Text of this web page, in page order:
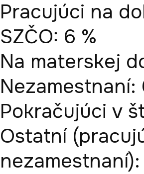
Pracujúci na
SZČO: 6 %
Na materskej
Nezamestnaní:
Pokračujúci v
Ostatní
nezamestnaní):